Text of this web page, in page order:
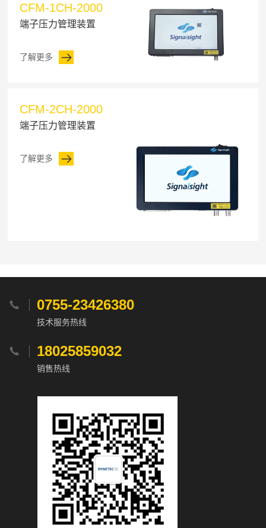
CFM-1CH-2000
端子压力管理装置
了解更多
CFM-2CH-2000
端子压力管理装置
了解更多
 0755-23426380
技术服务热线
 18025859032
销售热线